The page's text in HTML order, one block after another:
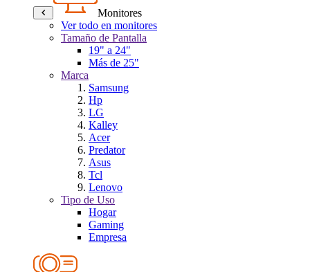
Monitores
Ver todo en monitores
Tamaño de Pantalla
19" a 24"
Más de 25"
Marca
Samsung
Hp
LG
Kalley
Acer
Predator
Asus
Tcl
Lenovo
Tipo de Uso
Hogar
Gaming
Empresa